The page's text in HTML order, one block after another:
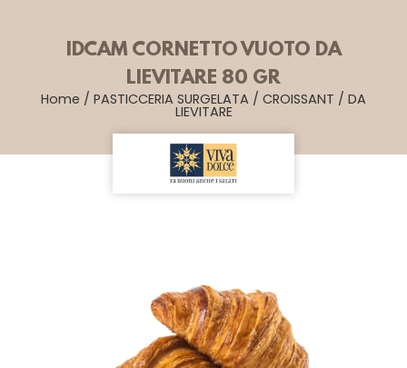
IDCAM CORNETTO VUOTO DA
LIEVITARE 80 GR
Home / PASTICCERIA SURGELATA / CROISSANT / DA
LIEVITARE